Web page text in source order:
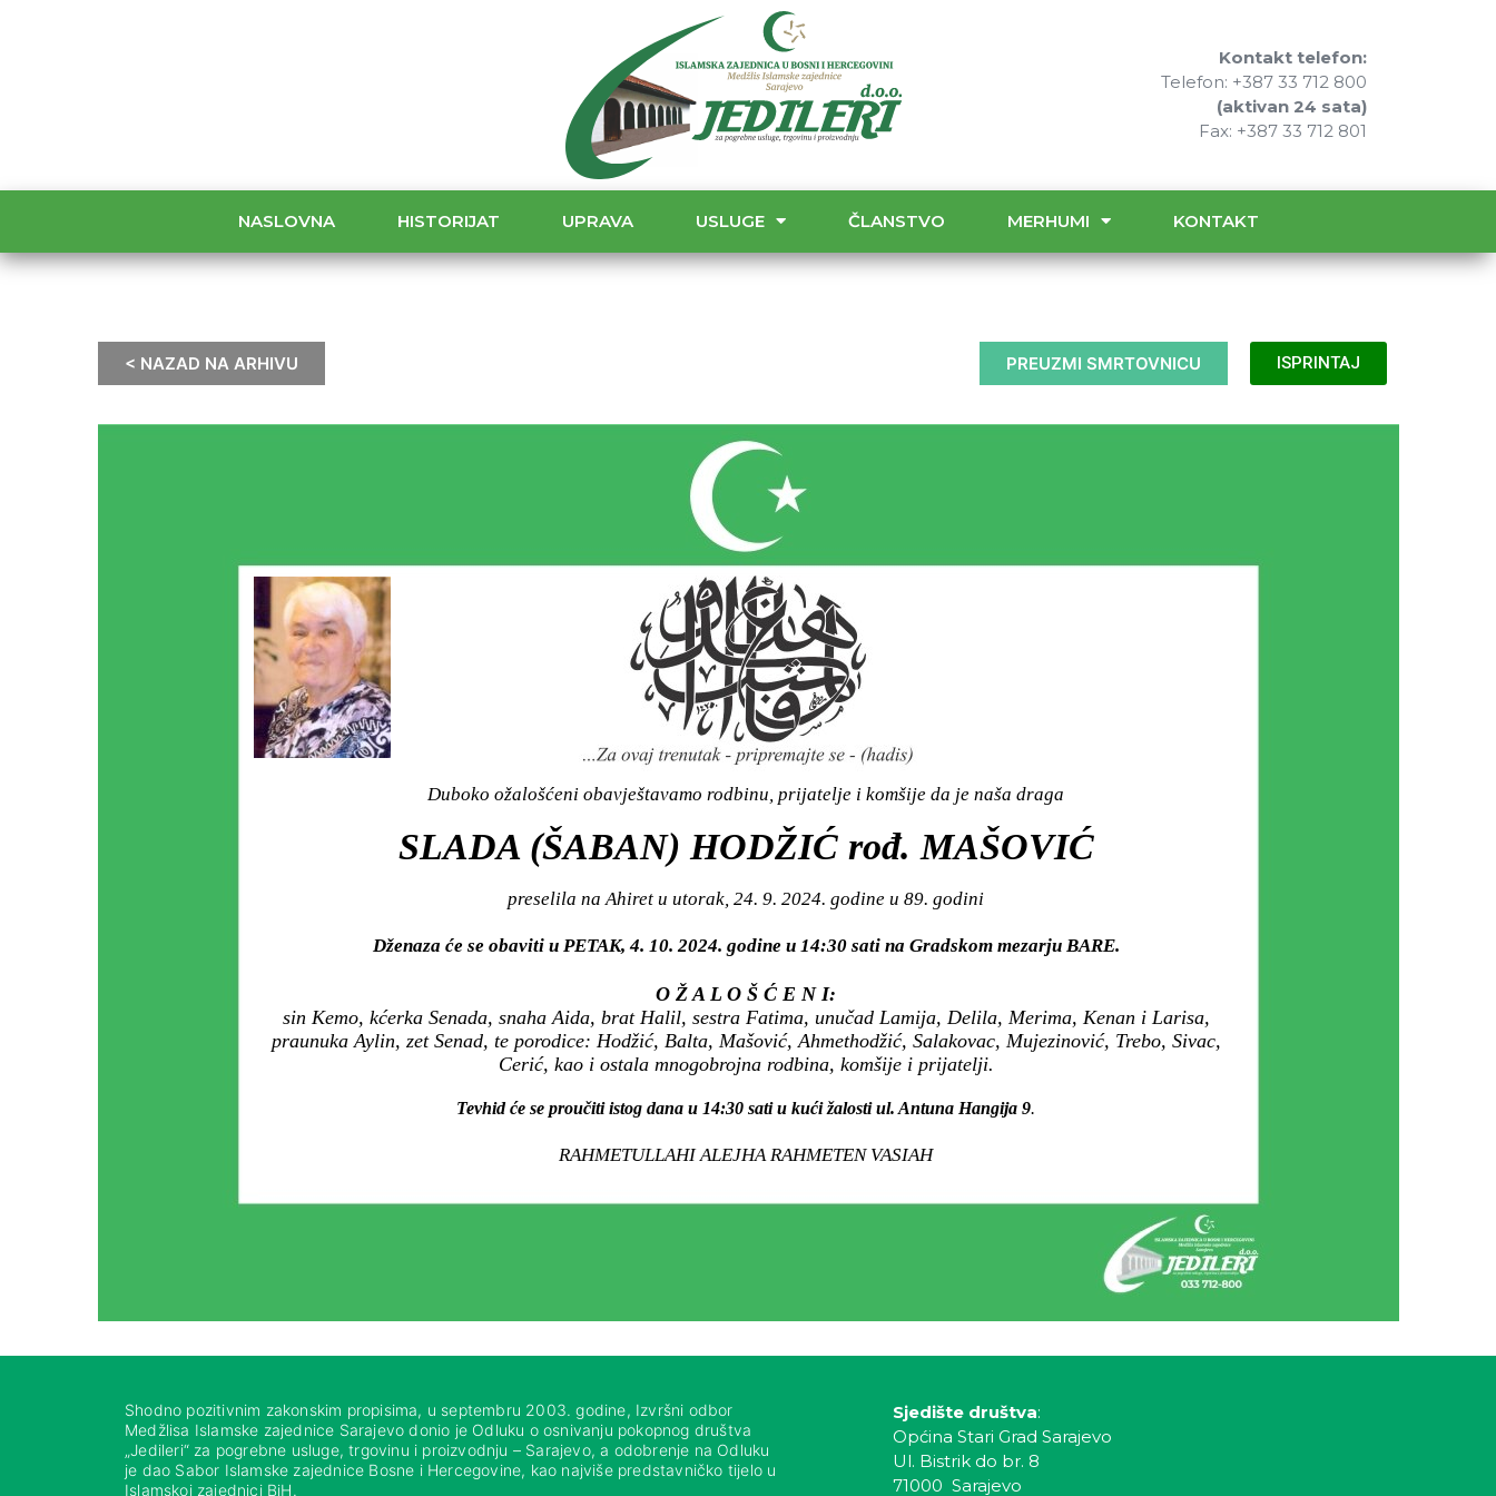
Kontakt telefon:
Telefon: +387 33 712 800
(aktivan 24 sata)
Fax: +387 33 712 801
NASLOVNA HISTORIJAT UPRAVA USLUGE ČLANSTVO MERHUMI KONTAKT
< NAZAD NA ARHIVU PREUZMI SMRTOVNICU ISPRINTAJ
Duboko ožalošćeni obavještavamo rodbinu, prijatelje i komšije da je naša draga
SLADA (ŠABAN) HODŽIĆ rođ. MAŠOVIĆ
preselila na Ahiret u utorak, 24. 9. 2024. godine u 89. godini
Dženaza će se obaviti u PETAK, 4. 10. 2024. godine u 14:30 sati na Gradskom mezarju BARE.
O Ž A L O Š Ć E N I:
sin Kemo, kćerka Senada, snaha Aida, brat Halil, sestra Fatima, unučad Lamija, Delila, Merima, Kenan i Larisa,
praunuka Aylin, zet Senad, te porodice: Hodžić, Balta, Mašović, Ahmethodžić, Salakovac, Mujezinović, Trebo, Sivac,
Cerić, kao i ostala mnogobrojna rodbina, komšije i prijatelji.
Tevhid će se proučiti istog dana u 14:30 sati u kući žalosti ul. Antuna Hangija 9.
RAHMETULLAHI ALEJHA RAHMETEN VASIAH
Shodno pozitivnim zakonskim propisima, u septembru 2003. godine, Izvršni odbor
Medžlisa Islamske zajednice Sarajevo donio je Odluku o osnivanju pokopnog društva
„Jedileri“ za pogrebne usluge, trgovinu i proizvodnju – Sarajevo, a odobrenje na Odluku
je dao Sabor Islamske zajednice Bosne i Hercegovine, kao najviše predstavničko tijelo u
Islamskoj zajednici BiH.
Sjedište društva:
Općina Stari Grad Sarajevo
Ul. Bistrik do br. 8
71000 Sarajevo